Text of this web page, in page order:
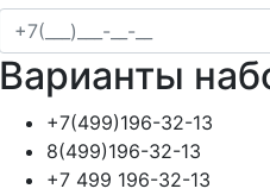
Варианты
+7(499)196-32-13
8(499)196-32-13
+7 499 196-32-13